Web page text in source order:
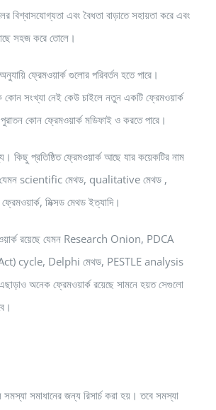
বিশ্বাসযোগ্যতা এবং বৈধতা বাড়াতে সহায়তা করে এবং
সহজ করে তোলে।
ফ্রেমওয়ার্ক গুলোর পরিবর্তন হতে পারে।
কোন সংখ্যা নেই কেউ চাইলে নতুন একটি ফ্রেমওয়ার্ক
পুরাতন কোন ফ্রেমওয়ার্ক মডিফাই ও করতে পারে।
কিছু প্রতিষ্ঠিত ফ্রেমওয়ার্ক আছে যার কয়েকটির নাম
যেমন scientific মেথড, qualitative মেথড ,
মিক্সড মেথড ইত্যাদি।
রয়েছে যেমন Research Onion, PDCA
cycle, Delphi মেথড, PESTLE analysis
অনেক ফ্রেমওয়ার্ক রয়েছে সামনে হয়ত সেগুলো
সমাধানের জন্য রিসার্চ করা হয়। তবে সমস্যা